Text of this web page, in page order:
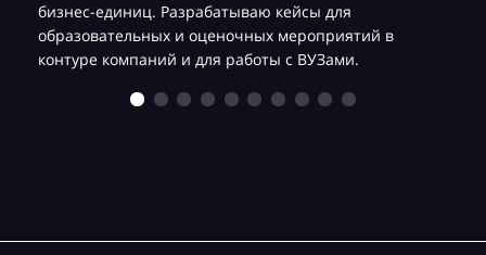
бизнес-единиц. Разрабатываю кейсы для
образовательных и оценочных мероприятий в
контуре компаний и для работы с ВУЗами.